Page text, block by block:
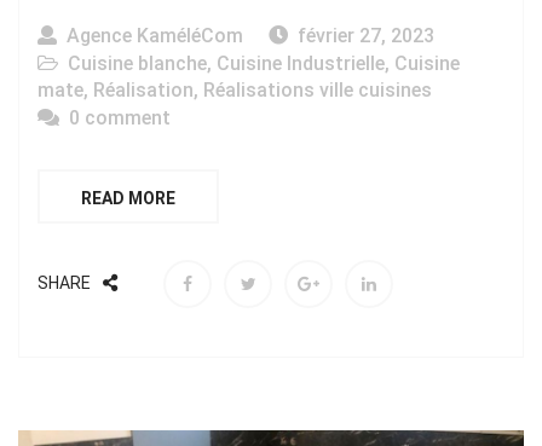
Agence KaméléCom
février 27, 2023
Cuisine blanche, Cuisine Industrielle, Cuisine
mate, Réalisation, Réalisations ville cuisines
0 comment
READ MORE
SHARE